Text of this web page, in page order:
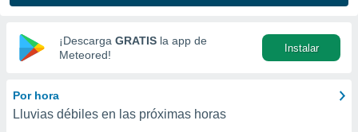
las
y
digital
basada
¡Descarga GRATIS la app de
Meteored!
Instalar
Por hora
Lluvias débiles en las próximas horas